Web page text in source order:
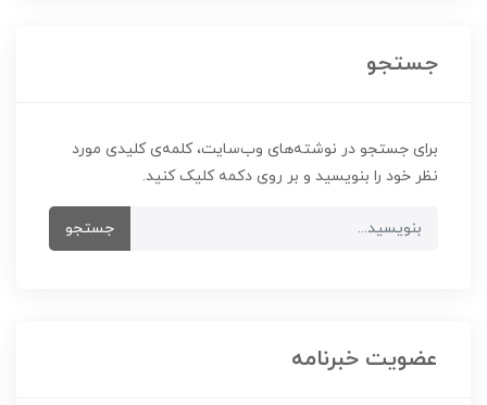
جستجو
برای جستجو در نوشته‌های وب‌سایت، کلمه‌ی کلیدی مورد
نظر خود را بنویسید و بر روی دکمه کلیک کنید.
جستجو
عضویت خبرنامه